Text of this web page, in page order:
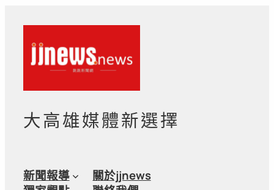
大高雄媒體新選擇
新聞報導
關於jjnews